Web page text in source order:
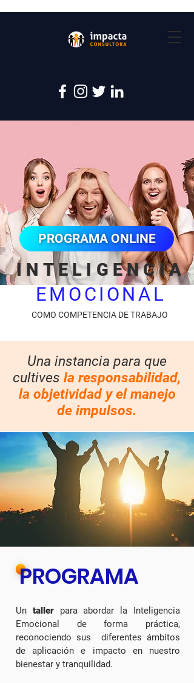
PROGRAMA ONLINE
INTELIGENCIA
EMOCIONAL
COMO COMPETENCIA DE TRABAJO
Una instancia para que
cultives la responsabilidad,
la objetividad y el manejo
de impulsos.
PROGRAMA
Un taller para abordar la Inteligencia
Emocional de forma práctica,
reconociendo sus diferentes ámbitos
de aplicación e impacto en nuestro
bienestar y tranquilidad.